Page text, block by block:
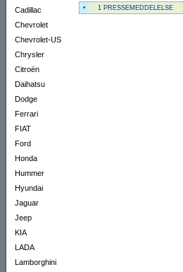
Cadillac
Chevrolet
Chevrolet-US
Chrysler
Citroën
Daihatsu
Dodge
Ferrari
FIAT
Ford
Honda
Hummer
Hyundai
Jaguar
Jeep
KIA
LADA
Lamborghini
• 1 PRESSEMEDDELELSE